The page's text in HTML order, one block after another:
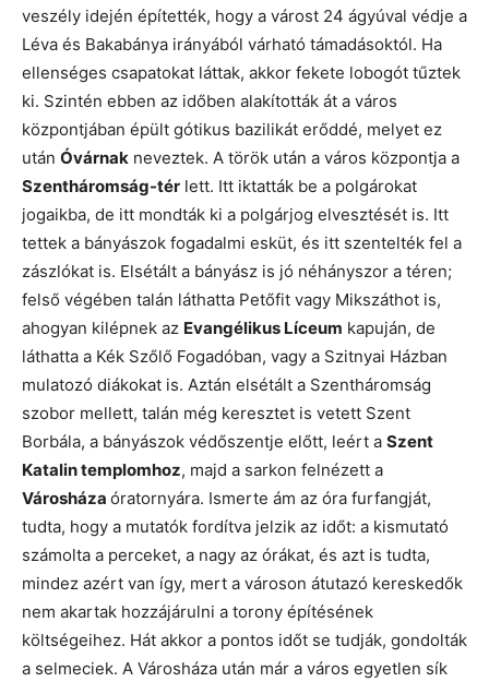
veszély idején építették, hogy a várost 24 ágyúval védje a
Léva és Bakabánya irányából várható támadásoktól. Ha
ellenséges csapatokat láttak, akkor fekete lobogót tűztek
ki. Szintén ebben az időben alakították át a város
központjában épült gótikus bazilikát erőddé, melyet ez
után Óvárnak neveztek. A török után a város központja a
Szentháromság-tér lett. Itt iktatták be a polgárokat
jogaikba, de itt mondták ki a polgárjog elvesztését is. Itt
tettek a bányászok fogadalmi esküt, és itt szentelték fel a
zászlókat is. Elsétált a bányász is jó néhányszor a téren;
felső végében talán láthatta Petőfit vagy Mikszáthot is,
ahogyan kilépnek az Evangélikus Líceum kapuján, de
láthatta a Kék Szőlő Fogadóban, vagy a Szitnyai Házban
mulatozó diákokat is. Aztán elsétált a Szentháromság
szobor mellett, talán még keresztet is vetett Szent
Borbála, a bányászok védőszentje előtt, leért a Szent
Katalin templomhoz, majd a sarkon felnézett a
Városháza óratornyára. Ismerte ám az óra furfangját,
tudta, hogy a mutatók fordítva jelzik az időt: a kismutató
számolta a perceket, a nagy az órákat, és azt is tudta,
mindez azért van így, mert a városon átutazó kereskedők
nem akartak hozzájárulni a torony építésének
költségeihez. Hát akkor a pontos időt se tudják, gondolták
a selmeciek. A Városháza után már a város egyetlen sík